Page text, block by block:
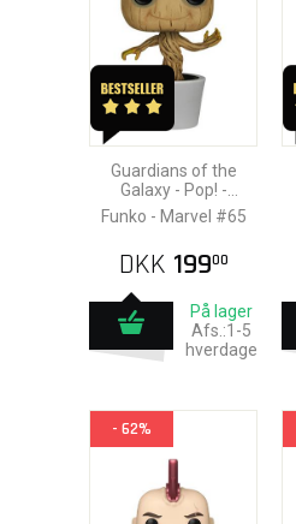
Guardians of the
Galaxy - Pop! -
Dancing Groot
Funko - Marvel #65
DKK 19900
På lager
Afs.:1-5
hverdage
- 62%